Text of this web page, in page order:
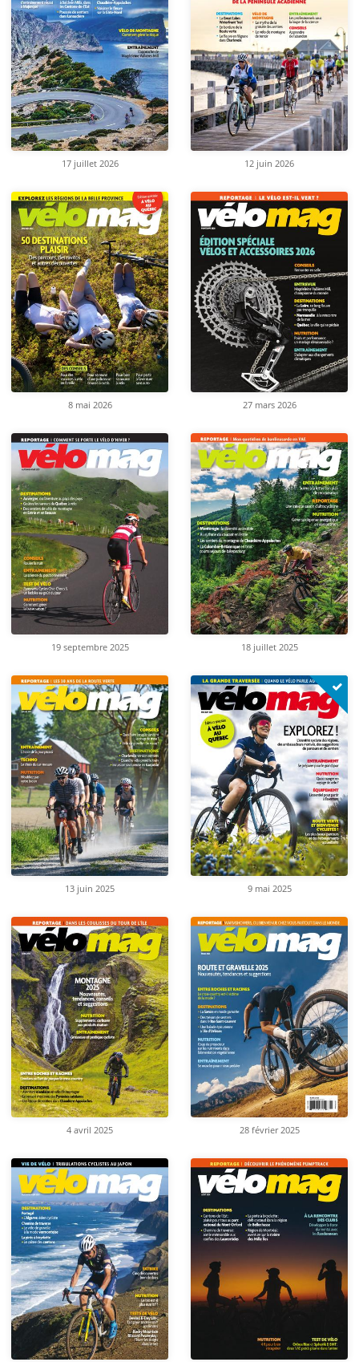
17 juillet 2026 12 juin 2026
8 mai 2026 27 mars 2026
19 septembre 2025 18 juillet 2025
13 juin 2025 9 mai 2025
4 avril 2025 28 février 2025